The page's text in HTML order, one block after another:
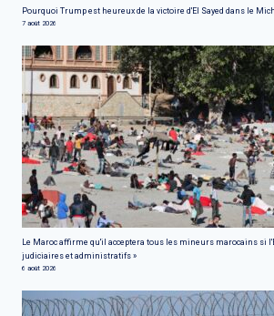
Pourquoi Trump est heureux de la victoire d'El Sayed dans le
7 août 2026
Le Maroc affirme qu'il acceptera tous les mineurs marocains si
judiciaires et administratifs »
6 août 2026